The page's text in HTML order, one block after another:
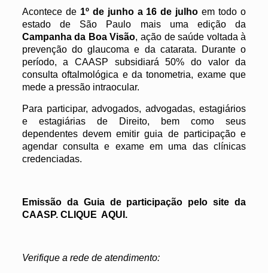
Acontece de1º de junho a 16 de julho em todo o
estado de São Paulo mais uma edição da
Campanha da Boa Visão, ação de saúde voltada à
prevenção do glaucoma e da catarata. Durante o
período, a CAASP subsidiará 50% do valor da
consulta oftalmológica e da tonometria, exame que
mede a pressão intraocular.
Para participar, advogados, advogadas, estagiários
e estagiárias de Direito, bem como seus
dependentes devem emitir guia de participação e
agendar consulta e exame em uma das clínicas
credenciadas.
Emissão da Guia de participação pelo site da
CAASP. CLIQUE AQUI .
Verifique a rede de atendimento: